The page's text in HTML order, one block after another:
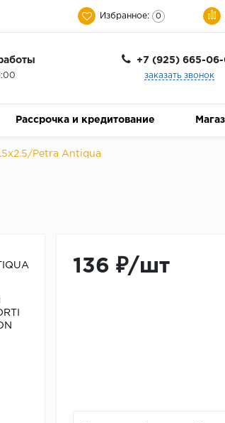
Избранное: 0
+7 (925) 665-06-
заказать звонок
Рассрочка и кредитование
Petra Antiqua
136 ₽/шт